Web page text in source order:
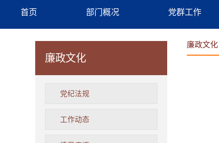
首页 部门概况 党群工作
廉政文化
党纪法规
工作动态
廉政文化